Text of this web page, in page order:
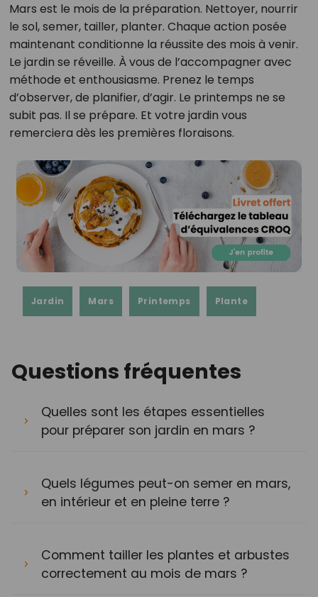
Mars est le mois de la préparation. Nettoyer, nourrir
le sol, semer, tailler, planter. Chaque action posée
maintenant conditionne la réussite des mois à venir.
Le jardin se réveille. À vous de l’accompagner avec
méthode et enthousiasme. Prenez le temps
d’observer, de planifier, d’agir. Le printemps ne se
subit pas. Il se prépare. Et votre jardin vous
remerciera dès les premières floraisons.
Jardin Mars Printemps Plante
Questions fréquentes
Quelles sont les étapes essentielles
pour préparer son jardin en mars ?
Quels légumes peut-on semer en mars,
en intérieur et en pleine terre ?
Comment tailler les plantes et arbustes
correctement au mois de mars ?